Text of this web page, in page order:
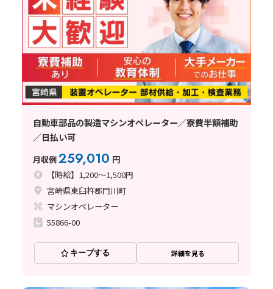
自動車部品の製造マシンオペレーター／寮費半額補助
／日払い可
月収例259,010 円
【時給】1,200～1,500円
宮崎県東臼杵郡門川町
マシンオペレーター
55866-00
キープする 詳細を見る